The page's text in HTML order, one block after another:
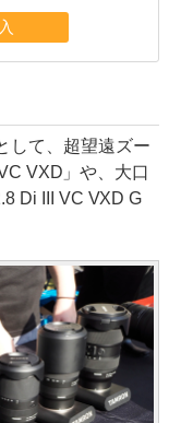
して、超望遠ズー
VXD」や、大口
Di III VC VXD G